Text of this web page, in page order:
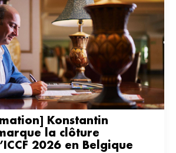
Konstantin
la clôture
2026 en Belgique